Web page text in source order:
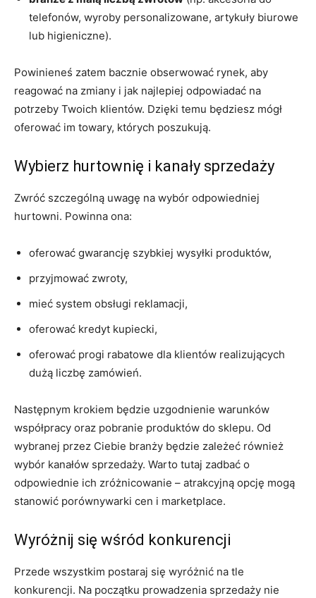
telefonów, wyroby personalizowane, artykuły biurowe
lub higieniczne).
Powinieneś zatem bacznie obserwować rynek, aby
reagować na zmiany i jak najlepiej odpowiadać na
potrzeby Twoich klientów. Dzięki temu będziesz mógł
oferować im towary, których poszukują.
Wybierz hurtownię i kanały sprzedaży
Zwróć szczególną uwagę na wybór odpowiedniej
hurtowni. Powinna ona:
oferować gwarancję szybkiej wysyłki produktów,
przyjmować zwroty,
mieć system obsługi reklamacji,
oferować kredyt kupiecki,
oferować progi rabatowe dla klientów realizujących
dużą liczbę zamówień.
Następnym krokiem będzie uzgodnienie warunków
współpracy oraz pobranie produktów do sklepu. Od
wybranej przez Ciebie branży będzie zależeć również
wybór kanałów sprzedaży. Warto tutaj zadbać o
odpowiednie ich zróżnicowanie – atrakcyjną opcję mogą
stanowić porównywarki cen i marketplace.
Wyróżnij się wśród konkurencji
Przede wszystkim postaraj się wyróżnić na tle
konkurencji. Na początku prowadzenia sprzedaży nie